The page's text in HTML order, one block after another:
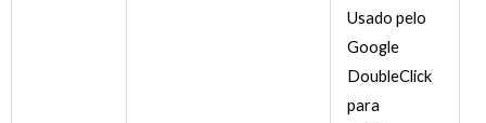
Usado pelo
Google
DoubleClick
para